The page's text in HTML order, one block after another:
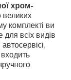
хром-
великих
комплекті ви
для всіх видів